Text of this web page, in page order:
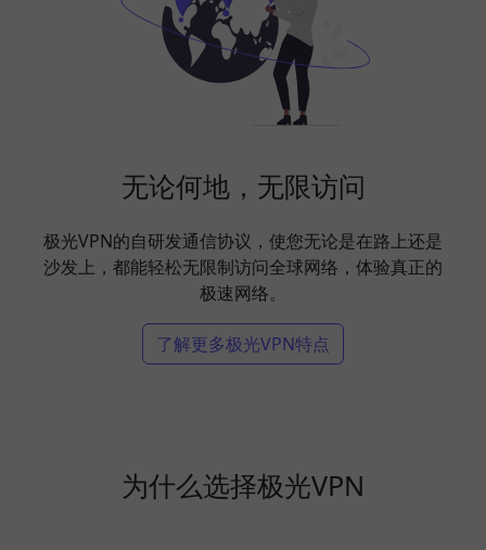
无论何地，无限访问
极光VPN的自研发通信协议，使您无论是在路上还是
沙发上，都能轻松无限制访问全球网络，体验真正的
极速网络。
了解更多极光VPN特点
为什么选择极光VPN